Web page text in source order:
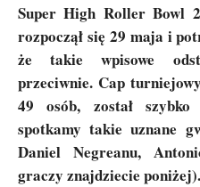
Super High Roller Bowl
rozpoczął się 29 maja i
że takie wpisowe
przeciwnie. Cap
49 osób, został
spotkamy takie uznane
Daniel Negreanu,
graczy znajdziecie poniżej).